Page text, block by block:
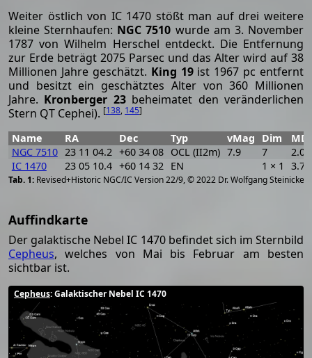
Weiter östlich von IC 1470 stößt man auf drei weitere
kleine Sternhaufen: NGC 7510 wurde am 3. November
1787 von Wilhelm Herschel entdeckt. Die Entfernung
zur Erde beträgt 2075 Parsec und das Alter wird auf 38
Millionen Jahre geschätzt. King 19ist 1967 pc entfernt
und besitzt ein geschätztes Alter von 360 Millionen
Jahre. Kronberger 23beheimatet den veränderlichen
Stern QT Cephei). [138, 145]
Revised+Historic NGC/IC Version 22/9, © 2022 Dr. Wolfgang Steinicke
Name RA Dec Typ vMag Dim
MD
NGC 7510 23 11 04.2 +60 34 08 OCL (II2m) 7.9 7
IC 1470
23 05 10.4 +60 14 32 EN 1 × 1
Auffindkarte
Der galaktische Nebel IC 1470 befindet sich im Sternbild
Cepheus, welches von Mai bis Februar am besten
sichtbar ist.
Cepheus: Galaktischer Nebel IC 1470